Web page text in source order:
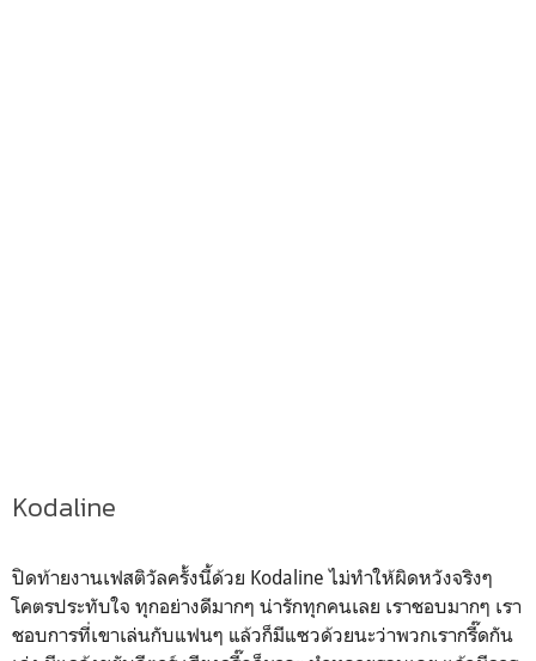
Kodaline
ปิดท้ายงานเฟสติวัลครั้งนี้ด้วย Kodaline ไม่ทำให้ผิดหวังจริงๆ
โคตรประทับใจ ทุกอย่างดีมากๆ น่ารักทุกคนเลย เราชอบมากๆ เรา
ชอบการที่เขาเล่นกับแฟนๆ แล้วก็มีแซวด้วยนะว่าพวกเรากรี๊ดกัน